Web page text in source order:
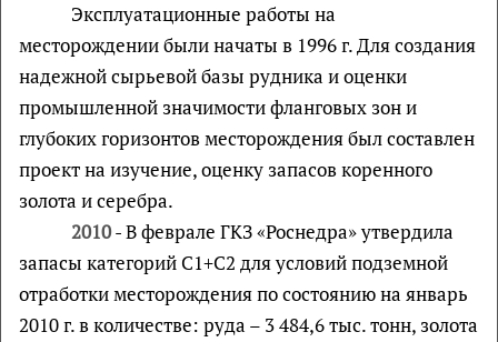
Эксплуатационные работы на
месторождении были начаты в 1996 г. Для создания
надежной сырьевой базы рудника и оценки
промышленной значимости фланговых зон и
глубоких горизонтов месторождения был составлен
проект на изучение, оценку запасов коренного
золота и серебра.
2010- В феврале ГКЗ «Роснедра» утвердила
запасы категорий С1+С2 для условий подземной
отработки месторождения по состоянию на январь
2010 г. в количестве: руда – 3 484,6 тыс. тонн, золота